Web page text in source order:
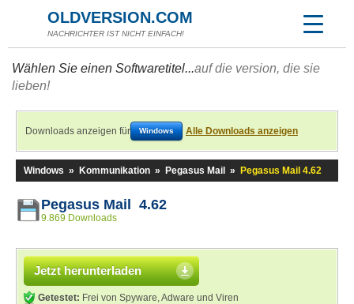
OLDVERSION.COM
NACHRICHTER IST NICHT EINFACH!
Wählen Sie einen Softwaretitel...auf die version, die sie
lieben!
Downloads anzeigen für Windows Alle Downloads anzeigen
Windows » Kommunikation » Pegasus Mail » Pegasus Mail 4.62
Pegasus Mail 4.62
9.869 Downloads
Jetzt herunterladen
Getestet: Frei von Spyware, Adware und Viren